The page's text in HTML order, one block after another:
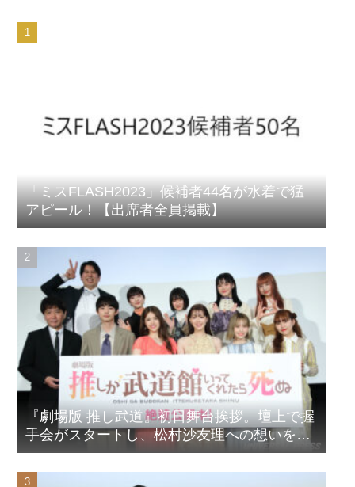
「ミスFLASH2023」候補者44名が水着で猛
アピール！【出席者全員掲載】
『劇場版 推し武道』初日舞台挨拶。壇上で握
手会がスタートし、松村沙友理への想いをア
ピール！？